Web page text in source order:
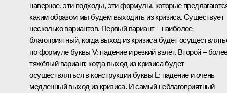
наверное, эти подходы, эти формулы, которые
каким образом мы будем выходить из кризиса. Существует
несколько вариантов. Первый вариант – наиболее
благоприятный, когда выход из кризиса будет
по формуле буквы V: падение и резкий взлёт. Второй –
тяжёлый вариант, когда выход из кризиса будет
осуществляться в конструкции буквы L: падение и очень
медленный выход из кризиса. И самый неблагоприятный